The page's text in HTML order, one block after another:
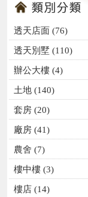
透天店面 (76)
透天別墅 (110)
辦公大樓 (4)
土地 (140)
套房 (20)
廠房 (41)
農舍 (7)
樓中樓 (3)
樓店 (14)